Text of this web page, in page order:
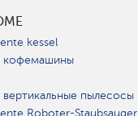
kessel
кофемашины
пылесосы
Roboter-Staubsauger